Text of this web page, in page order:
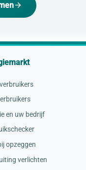
en uw bedrijf
opzeggen
verlichten